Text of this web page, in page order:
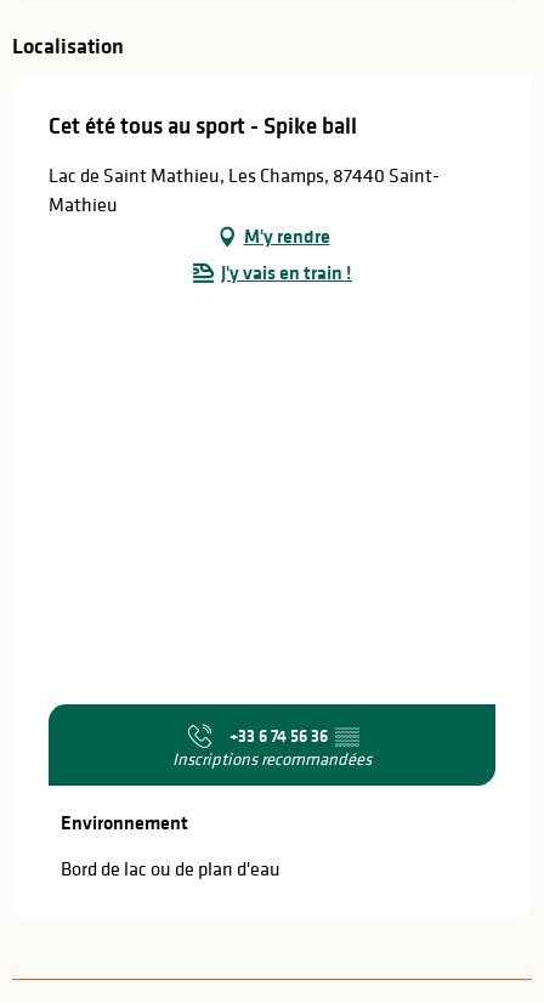
Localisation
Cet été tous au sport - Spike ball
Lac de Saint Mathieu, Les Champs, 87440 Saint-
Mathieu
M'y rendre
J'y vais en train !
+33 6 74 56 36 ▒▒
Inscriptions recommandées
Environnement
Environnement
Bord de lac ou de plan d'eau